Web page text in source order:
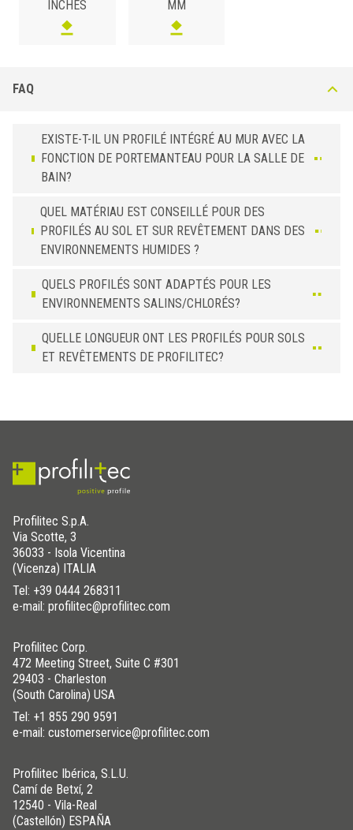
INCHES
MM
FAQ
EXISTE-T-IL UN PROFILÉ INTÉGRÉ AU MUR AVEC LA
FONCTION DE PORTEMANTEAU POUR LA SALLE DE
BAIN?
QUEL MATÉRIAU EST CONSEILLÉ POUR DES
PROFILÉS AU SOL ET SUR REVÊTEMENT DANS DES
ENVIRONNEMENTS HUMIDES ?
QUELS PROFILÉS SONT ADAPTÉS POUR LES
ENVIRONNEMENTS SALINS/CHLORÉS?
QUELLE LONGUEUR ONT LES PROFILÉS POUR SOLS
ET REVÊTEMENTS DE PROFILITEC?
Profilitec S.p.A.
Via Scotte, 3
36033 - Isola Vicentina
(Vicenza) ITALIA
Tel: +39 0444 268311
e-mail: profilitec@profilitec.com
Profilitec Corp.
472 Meeting Street, Suite C #301
29403 - Charleston
(South Carolina) USA
Tel: +1 855 290 9591
e-mail: customerservice@profilitec.com
Profilitec Ibérica, S.L.U.
Camí de Betxí, 2
12540 - Vila-Real
(Castellón) ESPAÑA